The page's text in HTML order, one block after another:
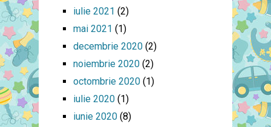
iulie 2021 (2)
mai 2021 (1)
decembrie 2020(2)
noiembrie 2020(2)
octombrie 2020(1)
iulie 2020(1)
iunie 2020(8)